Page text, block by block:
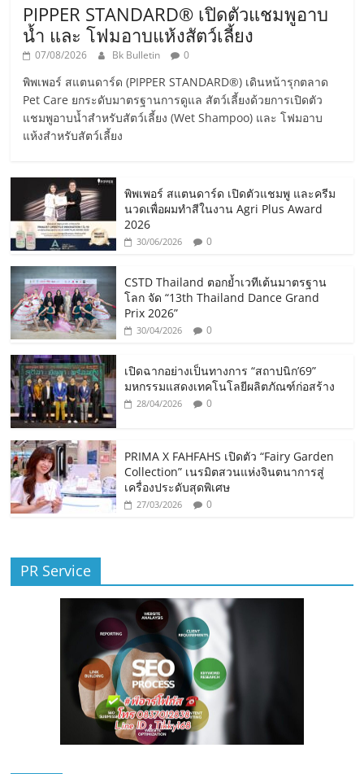
PIPPER STANDARD® เปิดตัวแชมพูอาบ
น้ำ และ โฟมอาบแห้งสัตว์เลี้ยง
07/08/2026 Bk Bulletin 0
พิพเพอร์ สแตนดาร์ด (PIPPER STANDARD®) เดินหน้ารุกตลาด
Pet Care ยกระดับมาตรฐานการดูแล สัตว์เลี้ยงด้วยการเปิดตัว
แชมพูอาบน้ำสำหรับสัตว์เลี้ยง (Wet Shampoo) และ โฟมอาบ
แห้งสำหรับสัตว์เลี้ยง
พิพเพอร์ สแตนดาร์ด เปิดตัวแชมพู และครีม
นวดเพื่อผมทำสีในงาน Agri Plus Award
2026
30/06/2026 0
CSTD Thailand ตอกย้ำเวทีเต้นมาตรฐาน
โลก จัด “13th Thailand Dance Grand
Prix 2026”
30/04/2026 0
เปิดฉากอย่างเป็นทางการ “สถาปนิก’69”
มหกรรมแสดงเทคโนโลยีผลิตภัณฑ์ก่อสร้าง
28/04/2026 0
PRIMA X FAHFAHS เปิดตัว “Fairy Garden
Collection” เนรมิตสวนแห่งจินตนาการสู่
เครื่องประดับสุดพิเศษ
27/03/2026 0
PR Service